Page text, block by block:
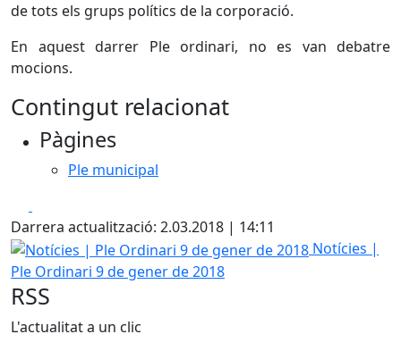
de tots els grups polítics de la corporació.
En aquest darrer Ple ordinari, no es van debatre
mocions.
Contingut relacionat
Pàgines
Ple municipal
Darrera actualització: 2.03.2018 | 14:11
Notícies | Ple Ordinari 9 de gener de 2018
Notícies |
Ple Ordinari 9 de gener de 2018
RSS
L'actualitat a un clic